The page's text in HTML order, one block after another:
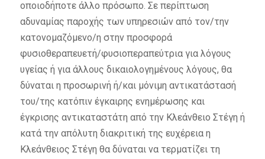
οποιοδήποτε άλλο πρόσωπο. Σε περίπτωση
αδυναμίας παροχής των υπηρεσιών από τον/την
κατονομαζόμενο/η στην προσφορά
φυσιοθεραπευετή/φυσιοπεραπεύτρια για λόγους
υγείας ή για άλλους δικαιολογημένους λόγους, θα
δύναται η προσωρινή ή/και μόνιμη αντικατάστασή
του/της κατόπιν έγκαιρης ενημέρωσης και
έγκρισης αντικαταστάτη από την Κλεάνθειο Στέγη ή
κατά την απόλυτη διακριτική της ευχέρεια η
Κλεάνθειος Στέγη θα δύναται να τερματίζει τη